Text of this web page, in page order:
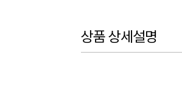
상품 상세설명